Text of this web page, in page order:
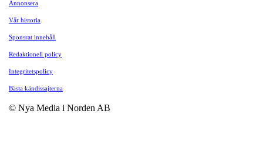
Annonsera
Vår historia
Sponsrat innehåll
Redaktionell policy
Integritetspolicy
Bästa kändissajterna
© Nya Media i Norden AB